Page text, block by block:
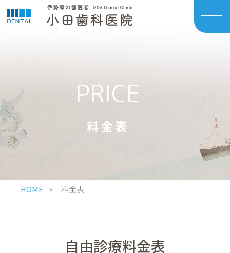
料金表
PRICE
HOME 料金表
自由診療料金表